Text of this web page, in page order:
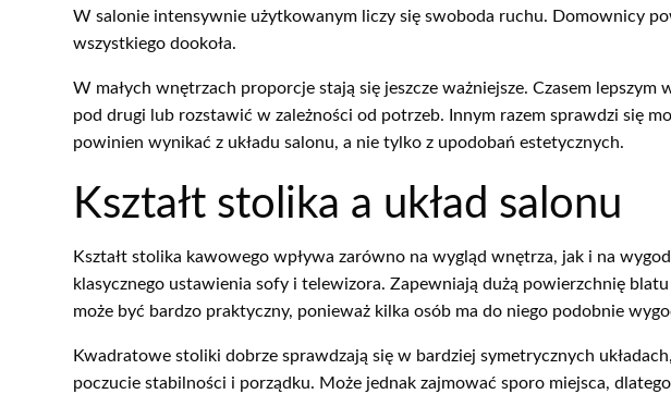
W salonie intensywnie użytkowanym liczy się swoboda ruchu. Domownicy
wszystkiego dookoła.
W małych wnętrzach proporcje stają się jeszcze ważniejsze. Czasem
pod drugi lub rozstawić w zależności od potrzeb. Innym razem sprawdzi się
powinien wynikać z układu salonu, a nie tylko z upodobań estetycznych.
Kształt stolika a układ salonu
Kształt stolika kawowego wpływa zarówno na wygląd wnętrza, jak i na
klasycznego ustawienia sofy i telewizora. Zapewniają dużą powierzchnię
może być bardzo praktyczny, ponieważ kilka osób ma do niego podobnie
Kwadratowe stoliki dobrze sprawdzają się w bardziej symetrycznych
poczucie stabilności i porządku. Może jednak zajmować sporo miejsca,